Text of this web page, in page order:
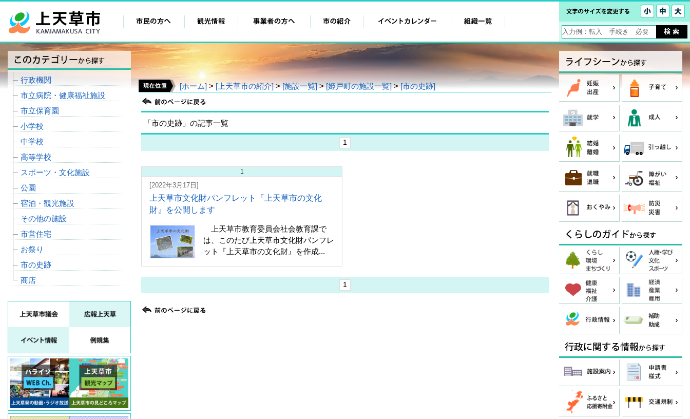
[ホーム]>[上天草市の紹介]>[施設一覧]>[姫戸町の施設一覧]>[市の史跡]
「市の史跡」の記事一覧
1
1
[2022年3月17日]
上天草市文化財パンフレット『上天草市の文化
財』を公開します
上天草市教育委員会社会教育課で
は、このたび上天草市文化財パンフレ
ット『上天草市の文化財』を作成...
1
行政機関
市立病院・健康福祉施設
市立保育園
小学校
中学校
高等学校
スポーツ・文化施設
公園
宿泊・観光施設
その他の施設
市営住宅
お祭り
市の史跡
商店